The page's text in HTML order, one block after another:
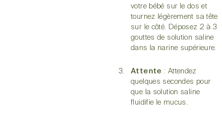
votre bébé sur le dos et
tournez légèrement sa tête
sur le côté. Déposez 2 à 3
gouttes de solution saline
dans la narine supérieure.
Attente : Attendez
quelques secondes pour
que la solution saline
fluidifie le mucus.